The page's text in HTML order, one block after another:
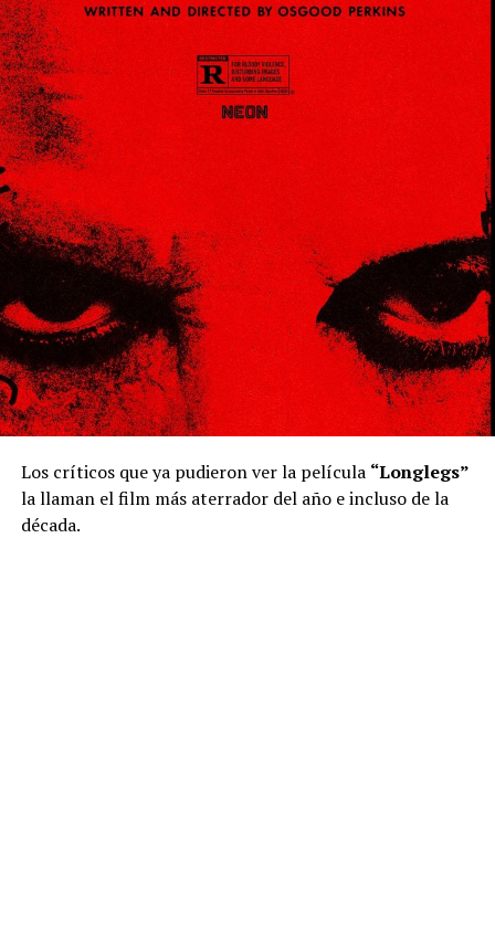
Los críticos que ya pudieron ver la película “Longlegs”
la llaman el film más aterrador del año e incluso de la
década.